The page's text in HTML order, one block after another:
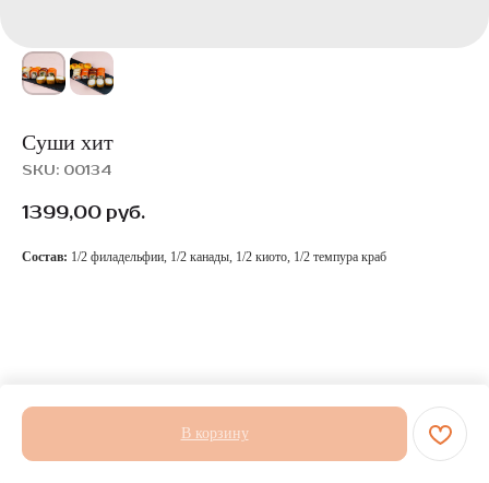
Суши хит
SKU: 00134
1399,00 руб.
В корзину
Состав: 1/2 филадельфии, 1/2 канады, 1/2 киото, 1/2 темпура краб